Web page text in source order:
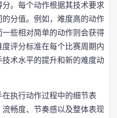
。每个动作根据其技术要求
分值。例如，难度高的动作
些相对简单的动作则会获得
评分标准在每个比赛周期内
术水平的提升和新的难度动
执行动作过程中的细节表
畅度、节奏感以及整体表现